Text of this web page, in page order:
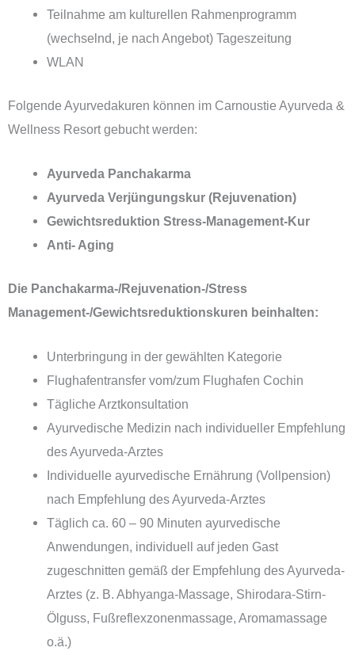
Teilnahme am kulturellen Rahmenprogramm
(wechselnd, je nach Angebot) Tageszeitung
WLAN
Folgende Ayurvedakuren können im Carnoustie Ayurveda &
Wellness Resort gebucht werden:
Ayurveda Panchakarma
Ayurveda Verjüngungskur (Rejuvenation)
Gewichtsreduktion Stress-Management-Kur
Anti- Aging
Die Panchakarma-/Rejuvenation-/Stress
Management-/Gewichtsreduktionskuren beinhalten:
Unterbringung in der gewählten Kategorie
Flughafentransfer vom/zum Flughafen Cochin
Tägliche Arztkonsultation
Ayurvedische Medizin nach individueller Empfehlung
des Ayurveda-Arztes
Individuelle ayurvedische Ernährung (Vollpension)
nach Empfehlung des Ayurveda-Arztes
Täglich ca. 60 – 90 Minuten ayurvedische
Anwendungen, individuell auf jeden Gast
zugeschnitten gemäß der Empfehlung des Ayurveda-
Arztes (z. B. Abhyanga-Massage, Shirodara-Stirn-
Ölguss, Fußreflexzonenmassage, Aromamassage
o.ä.)